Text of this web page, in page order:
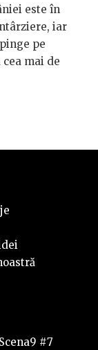
este în
iar
pe
mai de
#7